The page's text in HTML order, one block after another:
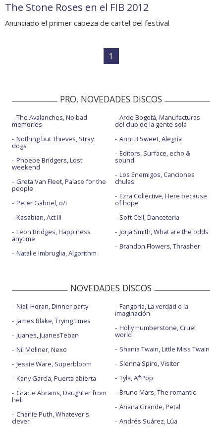
The Stone Roses en el FIB 2012
Anunciado el primer cabeza de cartel del festival
1
PRO. NOVEDADES DISCOS
The Avalanches, No bad
memories
Nothing but Thieves, Stray
dogs
Phoebe Bridgers, Lost
weekend
Greta Van Fleet, Palace for the
people
Peter Gabriel, o/i
Kasabian, Act III
Leon Bridges, Happiness
anytime
Natalie Imbruglia, Algorithm
Arde Bogotá, Manufacturas
del club de la gente sola
Anni B Sweet, Alegría
Editors, Surface, echo &
sound
Los Enemigos, Canciones
chulas
Ezra Collective, Here because
of hope
Soft Cell, Danceteria
Jorja Smith, What are the odds
Brandon Flowers, Thrasher
NOVEDADES DISCOS
Niall Horan, Dinner party
James Blake, Trying times
Juanes, JuanesTeban
Nil Moliner, Nexo
Jessie Ware, Superbloom
Kany García, Puerta abierta
Gracie Abrams, Daughter from
hell
Charlie Puth, Whatever's
clever
Fangoria, La verdad o la
imaginación
Holly Humberstone, Cruel
world
Shania Twain, Little Miss Twain
Sienna Spiro, Visitor
Tyla, A*Pop
Bruno Mars, The romantic
Ariana Grande, Petal
Andrés Suárez, Lúa